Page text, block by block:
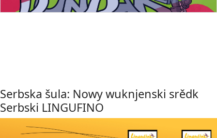
Serbska šula: Nowy wuknjenski srědk
Serbski LINGUFINO